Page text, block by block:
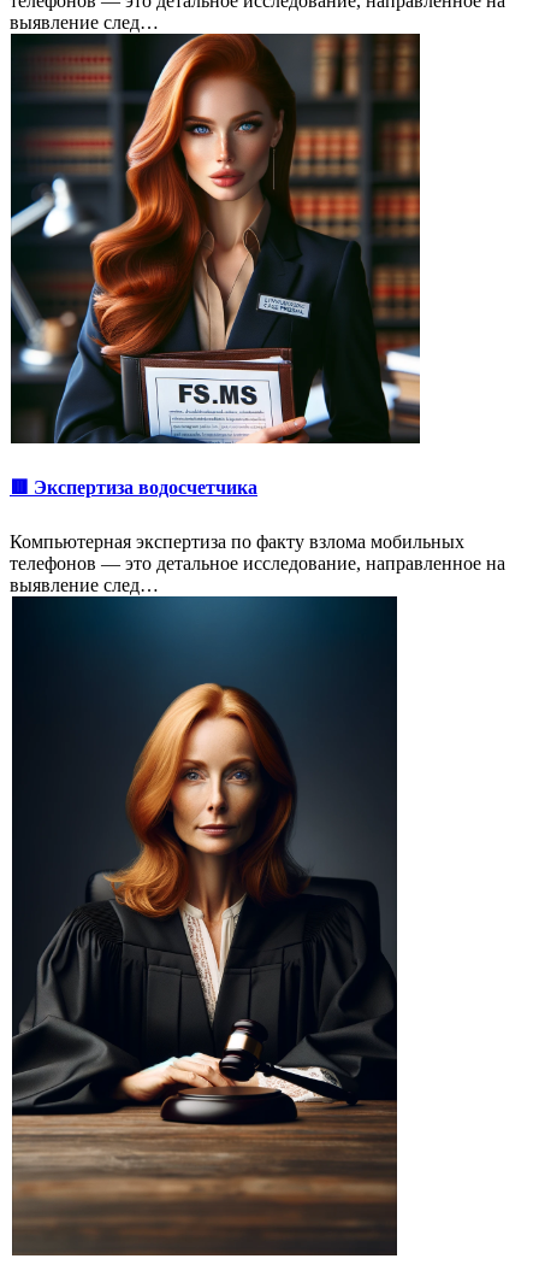
выявление след…
🟥 Экспертиза водосчетчика
Компьютерная экспертиза по факту взлома мобильных
телефонов — это детальное исследование, направленное на
выявление след…